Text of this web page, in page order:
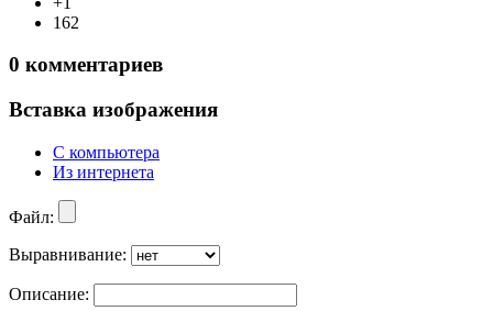
162
0 комментариев
Вставка изображения
С компьютера
Из интернета
Файл:
Выравнивание:
Описание: